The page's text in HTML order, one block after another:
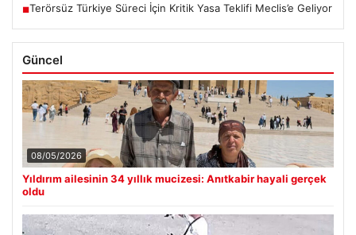
■Terörsüz Türkiye Süreci İçin Kritik Yasa Teklifi Meclis’e Geliyor
Güncel
08/05/2026
Yıldırım ailesinin 34 yıllık mucizesi: Anıtkabir hayali gerçek
oldu